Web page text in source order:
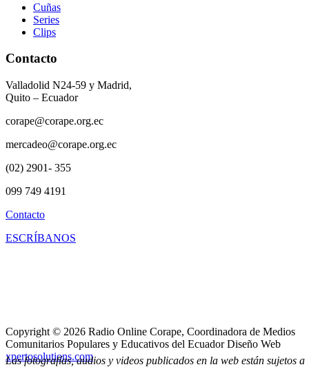
Las fotografías, audios y videos publicados en la web están sujetos a
Cuñas
Series
Clips
Contacto
Valladolid N24-59 y Madrid,
Quito – Ecuador
corape@corape.org.ec
mercadeo@corape.org.ec
(02) 2901- 355
099 749 4191
Contacto
ESCRÍBANOS
Copyright © 2026 Radio Online Corape, Coordinadora de Medios
Comunitarios Populares y Educativos del Ecuador Diseño Web
xpertosolutions.com